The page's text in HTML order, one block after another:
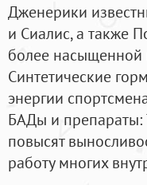
Дженерики
и Сиалис, а также
более насыщенной
Синтетические
энергии
БАДы и препараты:
повысят
работу многих